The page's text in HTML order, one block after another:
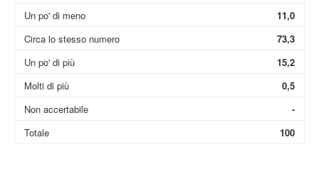
Un po' di meno
Circa lo stesso numero
Un po' di più
Molti di più
Non accertabile
Totale
11,0
73,3
15,2
0,5
-
100